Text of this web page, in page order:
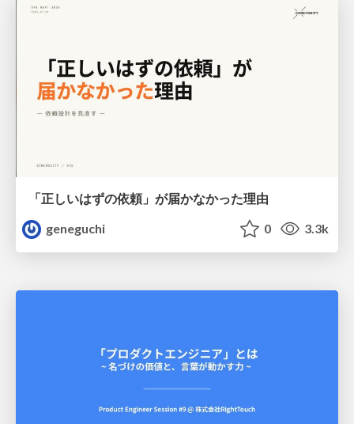
「正しいはずの依頼」が届かなかった理由
geneguchi
0 3.3k